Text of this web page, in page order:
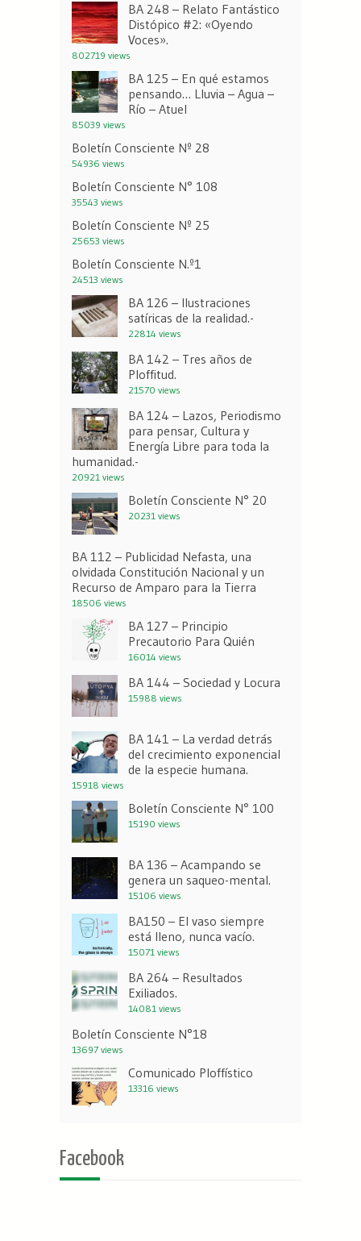
BA 248 – Relato Fantástico
Distópico #2: «Oyendo
Voces».
802719 views
BA 125 – En qué estamos
pensando… Lluvia – Agua –
Río – Atuel
85039 views
Boletín Consciente Nº 28
54936 views
Boletín Consciente N° 108
35543 views
Boletín Consciente Nº 25
25653 views
Boletín Consciente N.º1
24513 views
BA 126 – Ilustraciones
satíricas de la realidad.-
22814 views
BA 142 – Tres años de
Ploffitud.
21570 views
BA 124 – Lazos, Periodismo
para pensar, Cultura y
Energía Libre para toda la
humanidad.-
20921 views
Boletín Consciente N° 20
20231 views
BA 112 – Publicidad Nefasta, una
olvidada Constitución Nacional y un
Recurso de Amparo para la Tierra
18506 views
BA 127 – Principio
Precautorio Para Quién
16014 views
BA 144 – Sociedad y Locura
15988 views
BA 141 – La verdad detrás
del crecimiento exponencial
de la especie humana.
15918 views
Boletín Consciente N° 100
15190 views
BA 136 – Acampando se
genera un saqueo-mental.
15106 views
BA150 – El vaso siempre
está lleno, nunca vacío.
15071 views
BA 264 – Resultados
Exiliados.
14081 views
Boletín Consciente N°18
13697 views
Comunicado Ploffístico
13316 views
Facebook